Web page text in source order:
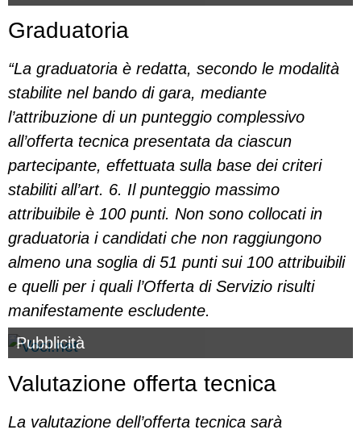
Graduatoria
“La graduatoria è redatta, secondo le modalità
stabilite nel bando di gara, mediante
l’attribuzione di un punteggio complessivo
all’offerta tecnica presentata da ciascun
partecipante, effettuata sulla base dei criteri
stabiliti all’art. 6. Il punteggio massimo
attribuibile è 100 punti. Non sono collocati in
graduatoria i candidati che non raggiungono
almeno una soglia di 51 punti sui 100 attribuibili
e quelli per i quali l’Offerta di Servizio risulti
manifestamente escludente.
Pubblicità
Valutazione offerta tecnica
La valutazione dell’offerta tecnica sarà